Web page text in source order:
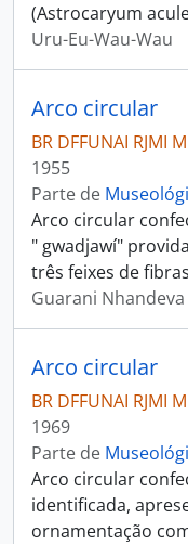
(Astrocaryum
Uru-Eu-Wau-Wau
Arco circular
BR DFFUNAI RJMI
1955
Parte de
Arco circular
" gwadjawí"
três feixes de fibras
Guarani Nhandeva
Arco circular
BR DFFUNAI RJMI
1969
Parte de
Arco circular
identificada,
ornamentação